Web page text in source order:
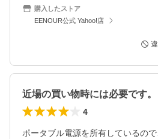
購入したストア
EENOUR公式 Yahoo!店
近場の買い物時には必要です。
4
ポータブル電源を所有しているの